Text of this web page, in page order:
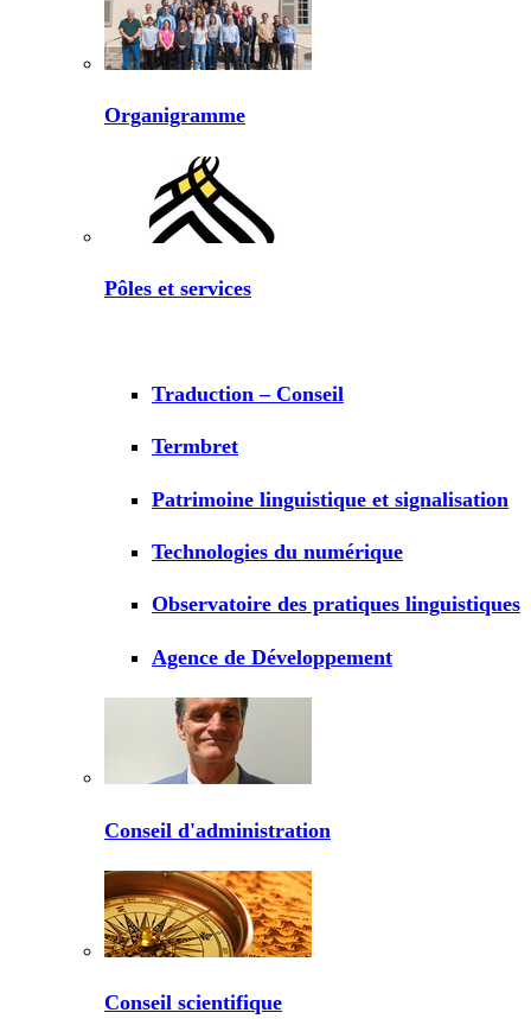
Organigramme
Pôles et services
Traduction – Conseil
Termbret
Patrimoine linguistique et signalisation
Technologies du numérique
Observatoire des pratiques linguistiques
Agence de Développement
Conseil d'administration
Conseil scientifique